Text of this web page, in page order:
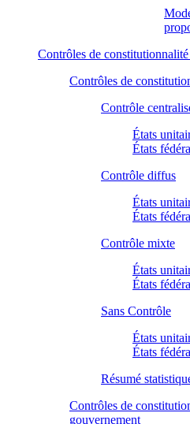
Contrôles de
Contrôles de
Contrôle
États
États
Contrôle diffus
États
États
Contrôle mixte
États
États
Sans Contrôle
États
États
Résumé
Contrôles de
gouvernement